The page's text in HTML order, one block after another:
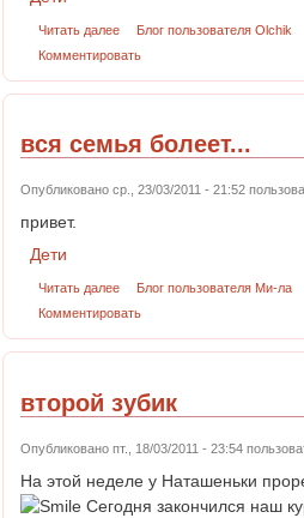
Читать далее Блог пользователя Olchik
Комментировать
вся семья болеет...
Опубликовано ср., 23/03/2011 - 21:52
привет.
Дети
Читать далее Блог пользователя Ми-ла
Комментировать
второй зубик
Опубликовано пт., 18/03/2011 - 23:54
На этой неделе у Наташеньки
Сегодня закончился наш